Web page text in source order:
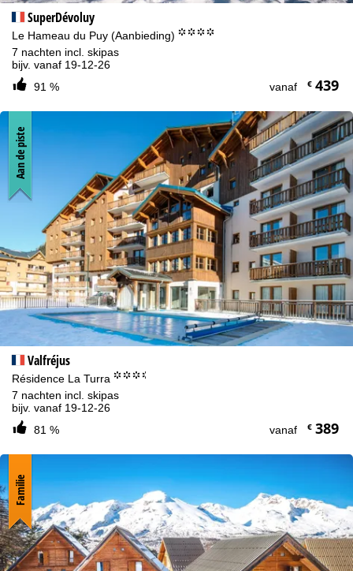
SuperDévoluy
Le Hameau du Puy (Aanbieding) °°°°
7 nachten incl. skipas
bijv. vanaf 19-12-26
91 %
vanaf €439
Valfréjus
Résidence La Turra °°°.
7 nachten incl. skipas
bijv. vanaf 19-12-26
81 %
vanaf €389
Aan de piste
Familie